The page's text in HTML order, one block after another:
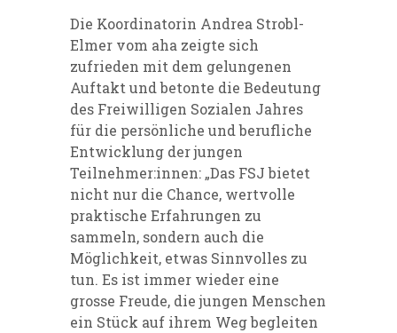
Die Koordinatorin Andrea Strobl-
Elmer vom aha zeigte sich
zufrieden mit dem gelungenen
Auftakt und betonte die Bedeutung
des Freiwilligen Sozialen Jahres
für die persönliche und berufliche
Entwicklung der jungen
Teilnehmer:innen: „Das FSJ bietet
nicht nur die Chance, wertvolle
praktische Erfahrungen zu
sammeln, sondern auch die
Möglichkeit, etwas Sinnvolles zu
tun. Es ist immer wieder eine
grosse Freude, die jungen Menschen
ein Stück auf ihrem Weg begleiten